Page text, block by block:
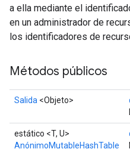
a ella mediante el
en un administrador de
los identificadores de
Métodos públicos
Salida <Objeto>
estático <T, U>
AnónimoMutableHashTable